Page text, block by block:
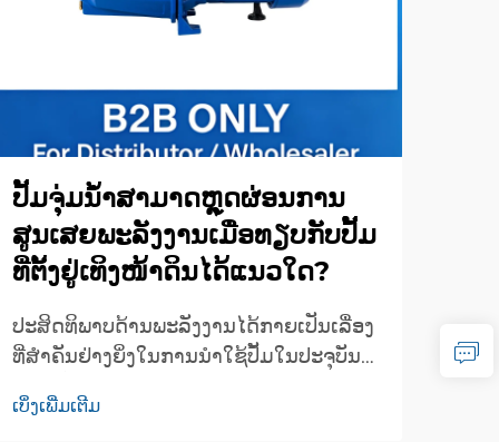
ປັ້ມຈຸ່ມນ້ຳສາມາດຫຼຸດຜ່ອນການ
ສູນເສຍພະລັງງານເມື່ອທຽບກັບປັ້ມ
ທີ່ຕັ້ງຢູ່ເທິງໜ້າດິນໄດ້ແນວໃດ?
ປະສິດທິພາບດ້ານພະລັງງານໄດ້ກາຍເປັນເລື່ອງ
ທີ່ສຳຄັນຢ່າງຍິ່ງໃນການນຳໃຊ້ປັ້ມໃນປະຈຸບັນ
ງານຍັງຄົງເພີ່ມຂຶ້ນຢ່າງຕໍ່ເນື່ອງ ແລະ ຄວາມ
ເບິ່ງເພີ່ມເຕີມ
ໃຊ້
ເບິ່ງ